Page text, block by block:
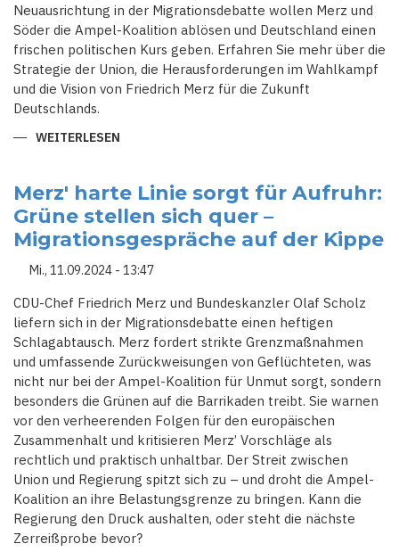
Neuausrichtung in der Migrationsdebatte wollen Merz und
Söder die Ampel-Koalition ablösen und Deutschland einen
frischen politischen Kurs geben. Erfahren Sie mehr über die
Strategie der Union, die Herausforderungen im Wahlkampf
und die Vision von Friedrich Merz für die Zukunft
Deutschlands.
WEITERLESEN
DIE
ZUKUNFT:
DIE
UNION
BEREITET
SICH
AUF
DEN
2025
VOR
Merz' harte Linie sorgt für Aufruhr:
Grüne stellen sich quer –
Migrationsgespräche auf der Kippe
Mi., 11.09.2024 - 13:47
CDU-Chef Friedrich Merz und Bundeskanzler Olaf Scholz
liefern sich in der Migrationsdebatte einen heftigen
Schlagabtausch. Merz fordert strikte Grenzmaßnahmen
und umfassende Zurückweisungen von Geflüchteten, was
nicht nur bei der Ampel-Koalition für Unmut sorgt, sondern
besonders die Grünen auf die Barrikaden treibt. Sie warnen
vor den verheerenden Folgen für den europäischen
Zusammenhalt und kritisieren Merz’ Vorschläge als
rechtlich und praktisch unhaltbar. Der Streit zwischen
Union und Regierung spitzt sich zu – und droht die Ampel-
Koalition an ihre Belastungsgrenze zu bringen. Kann die
Regierung den Druck aushalten, oder steht die nächste
Zerreißprobe bevor?